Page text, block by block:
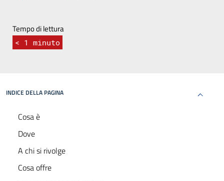
Tempo di lettura
< 1 minuto
INDICE DELLA PAGINA
Cosa è
Dove
A chi si rivolge
Cosa offre